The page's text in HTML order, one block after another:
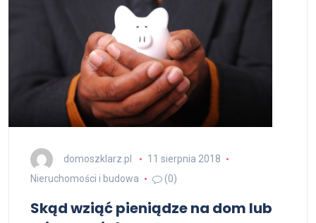
domoszklarz.pl
11 sierpnia 2018
Nieruchomości i budowa
(0)
Skąd wziąć pieniądze na dom lub